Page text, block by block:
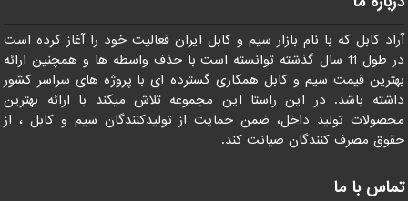
آراد کابل که با نام بازار سیم و کابل ایران فعالیت خود را آغاز کرده است
در طول 11 سال گذشته توانسته است با حذف واسطه ها و همچنین ارائه
بهترین قیمت سیم و کابل همکاری گسترده ای با پروژه های سراسر کشور
داشته باشد. در این راستا این مجموعه تلاش میکند با ارائه بهترین
محصولات تولید داخل، ضمن حمایت از تولیدکنندگان سیم و کابل ، از
حقوق مصرف کنندگان صیانت کند.
تماس با ما